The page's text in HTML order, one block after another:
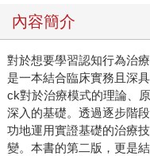
內容簡介
對於想要學習認知行為治
是一本結合臨床實務且深
ck對於治療模式的理論、
深入的基礎。透過逐步階
功地運用實證基礎的治療
變。本書的第二版，更是